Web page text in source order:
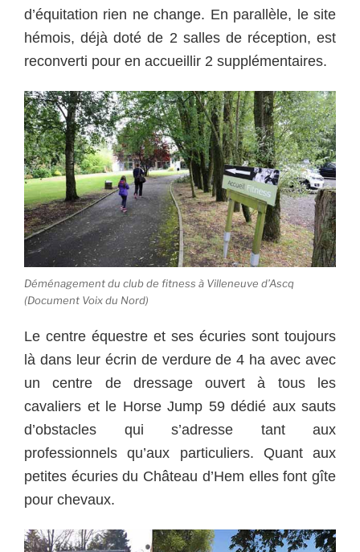
d’équitation rien ne change. En parallèle, le site
hémois, déjà doté de 2 salles de réception, est
reconverti pour en accueillir 2 supplémentaires.
Déménagement du club de fitness à Villeneuve d’Ascq
(Document Voix du Nord)
Le centre équestre et ses écuries sont toujours
là dans leur écrin de verdure de 4 ha avec avec
un centre de dressage ouvert à tous les
cavaliers et le Horse Jump 59 dédié aux sauts
d’obstacles qui s’adresse tant aux
professionnels qu’aux particuliers. Quant aux
petites écuries du Château d’Hem elles font gîte
pour chevaux.